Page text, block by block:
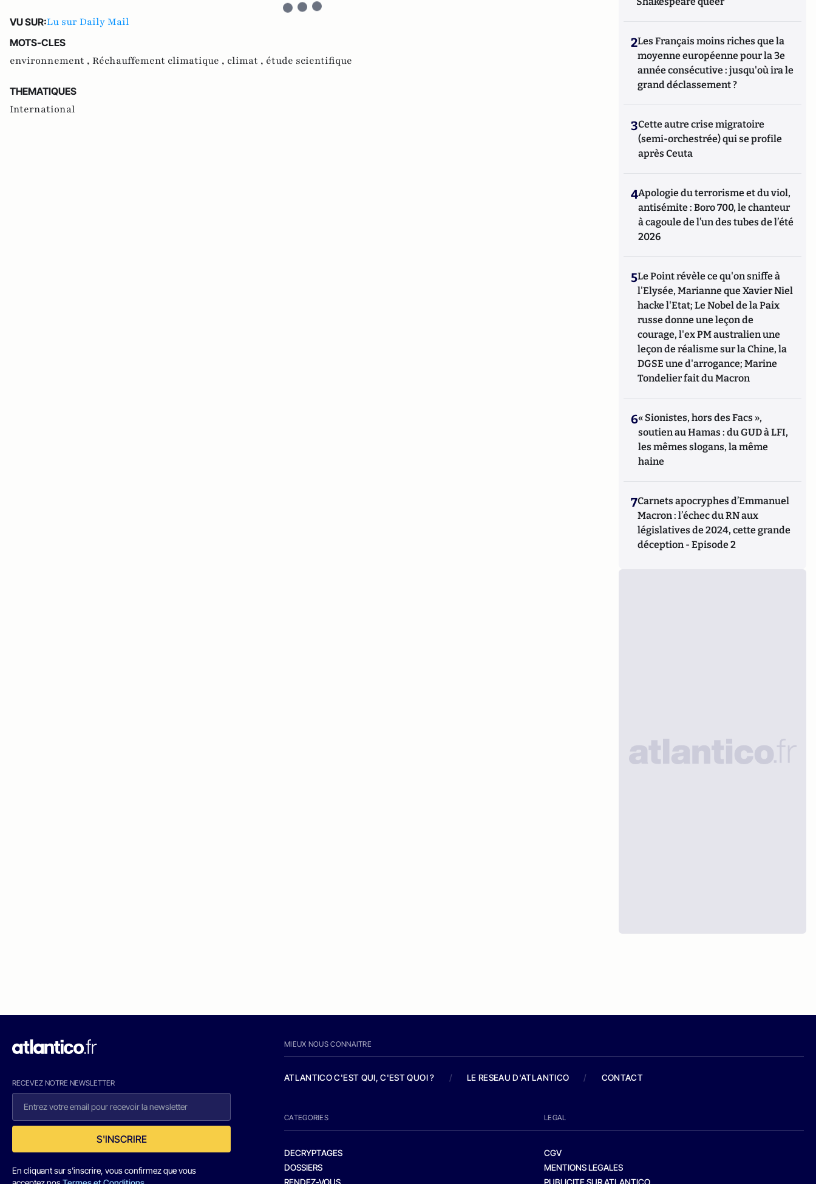
VU SUR:Lu sur Daily Mail
MOTS-CLES
environnement , Réchauffement climatique , climat , étude scientifique
THEMATIQUES
International
2Les Français moins riches que la
moyenne européenne pour la 3e
année consécutive : jusqu'où ira le
grand déclassement ?
3Cette autre crise migratoire
(semi-orchestrée) qui se profile
après Ceuta
4Apologie du terrorisme et du viol,
antisémite : Boro 700, le chanteur
à cagoule de l’un des tubes de l’été
2026
5Le Point révèle ce qu'on sniffe à
l'Elysée, Marianne que Xavier Niel
hacke l'Etat; Le Nobel de la Paix
russe donne une leçon de
courage, l'ex PM australien une
leçon de réalisme sur la Chine, la
DGSE une d'arrogance; Marine
Tondelier fait du Macron
6« Sionistes, hors des Facs »,
soutien au Hamas : du GUD à LFI,
les mêmes slogans, la même
haine
7Carnets apocryphes d’Emmanuel
Macron : l’échec du RN aux
législatives de 2024, cette grande
déception - Episode 2
RECEVEZ NOTRE NEWSLETTER
S'INSCRIRE
En cliquant sur s'inscrire, vous confirmez que vous
MIEUX NOUS CONNAITRE
ATLANTICO C'EST QUI, C'EST QUOI ? / LE RESEAU D'ATLANTICO / CONTACT
CATEGORIES
DECRYPTAGES
DOSSIERS
RENDEZ-VOUS
LEGAL
CGV
MENTIONS LEGALES
PUBLICITE SUR ATLANTICO